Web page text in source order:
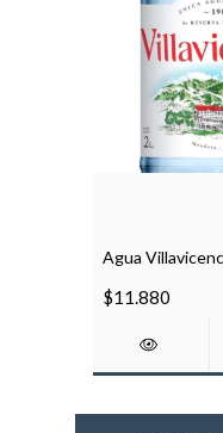
Agua
$11.880